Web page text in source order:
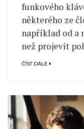
funkového
některého ze
například od a
než projevit
ČÍST DÁLE